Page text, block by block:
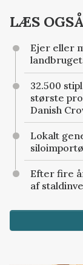
LÆS OGSÅ
Ejer eller
32.500
største
Danish
Lokalt
Efter fire
af